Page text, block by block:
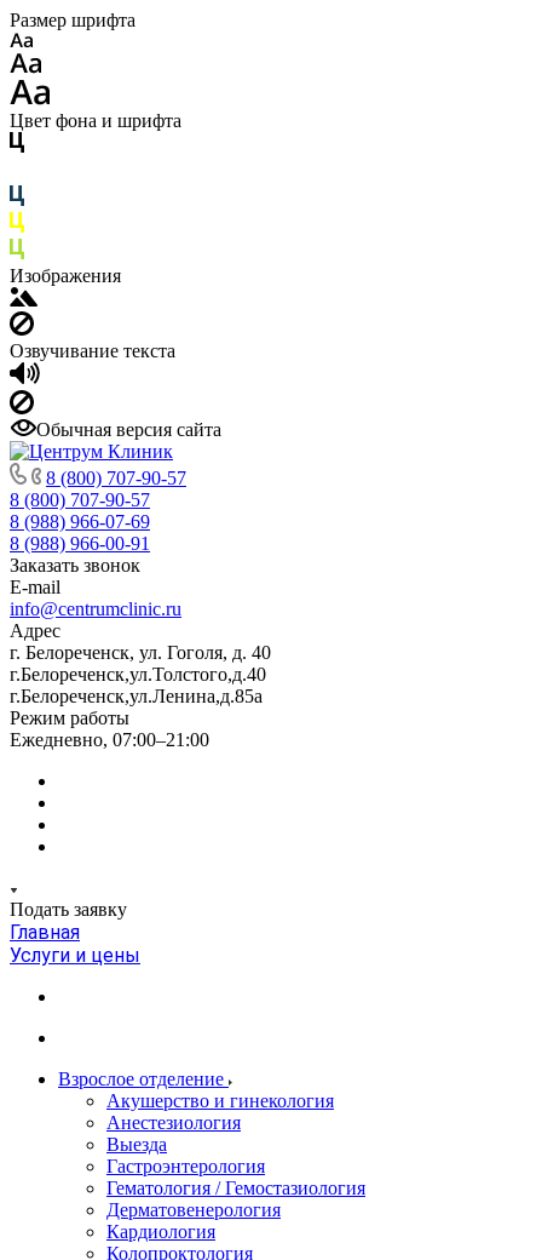
Размер шрифта
Цвет фона и шрифта
Изображения
Озвучивание текста
Обычная версия сайта
8 (800) 707-90-57
8 (800) 707-90-57
8 (988) 966-07-69
8 (988) 966-00-91
Заказать звонок
E-mail
info@centrumclinic.ru
Адрес
г. Белореченск, ул. Гоголя, д. 40
г.Белореченск,ул.Толстого,д.40
г.Белореченск,ул.Ленина,д.85а
Режим работы
Ежедневно, 07:00–21:00
Подать заявку
Главная
Услуги и цены
Взрослое отделение
Акушерство и гинекология
Анестезиология
Выезда
Гастроэнтерология
Гематология / Гемостазиология
Дерматовенерология
Кардиология
Колопроктология